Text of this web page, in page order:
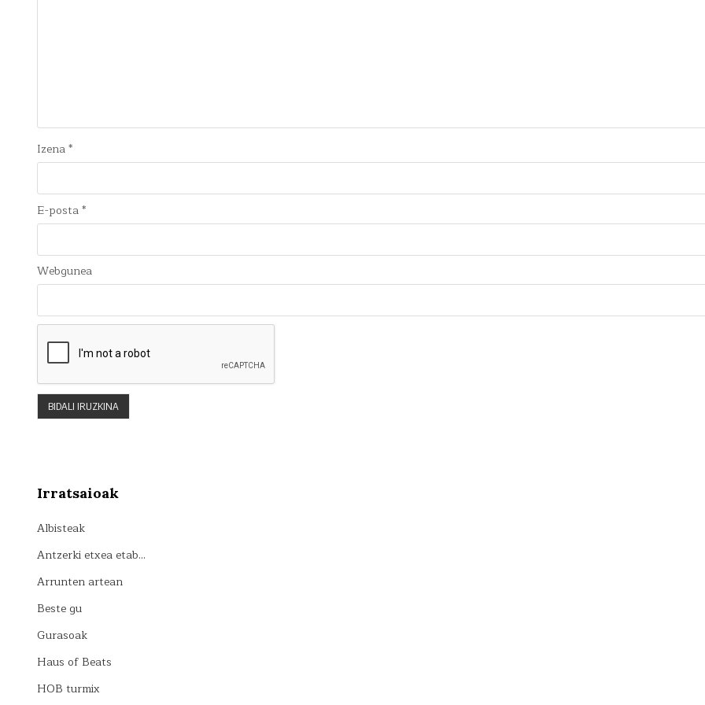
Izena*
E-posta*
Webgunea
Irratsaioak
Albisteak
Antzerki etxea etab…
Arrunten artean
Beste gu
Gurasoak
Haus of Beats
HOB turmix